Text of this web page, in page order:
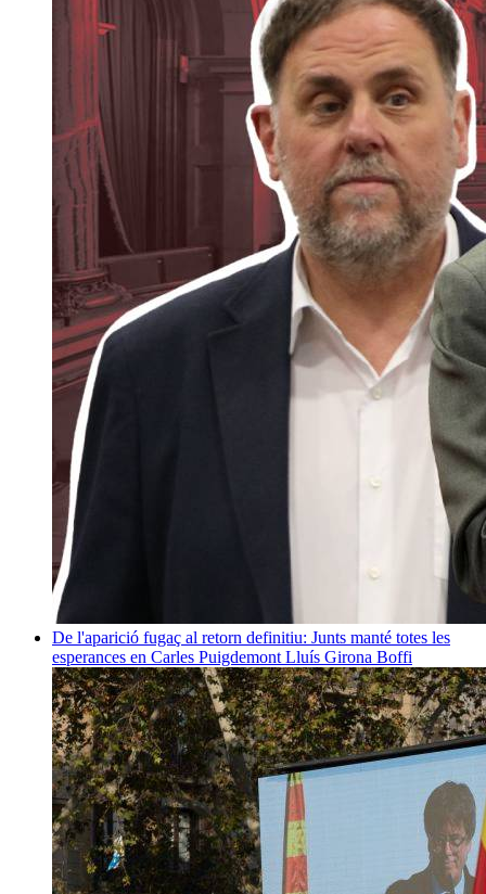
De l'aparició fugaç al retorn definitiu: Junts manté totes les
esperances en Carles Puigdemont Lluís Girona Boffi